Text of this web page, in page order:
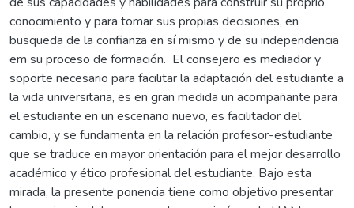
conocimiento y para tomar sus propias decisiones, en
busqueda de la confianza en sí mismo y de su independencia
em su proceso de formación. El consejero es mediador y
soporte necesario para facilitar la adaptación del estudiante a
la vida universitaria, es en gran medida un acompañante para
el estudiante en un escenario nuevo, es facilitador del
cambio, y se fundamenta en la relación profesor-estudiante
que se traduce en mayor orientación para el mejor desarrollo
académico y ético profesional del estudiante. Bajo esta
mirada, la presente ponencia tiene como objetivo presentar